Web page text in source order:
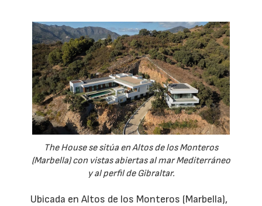
The House se sitúa en Altos de los Monteros
(Marbella) con vistas abiertas al mar Mediterráneo
y al perfil de Gibraltar.
Ubicada en Altos de los Monteros (Marbella),